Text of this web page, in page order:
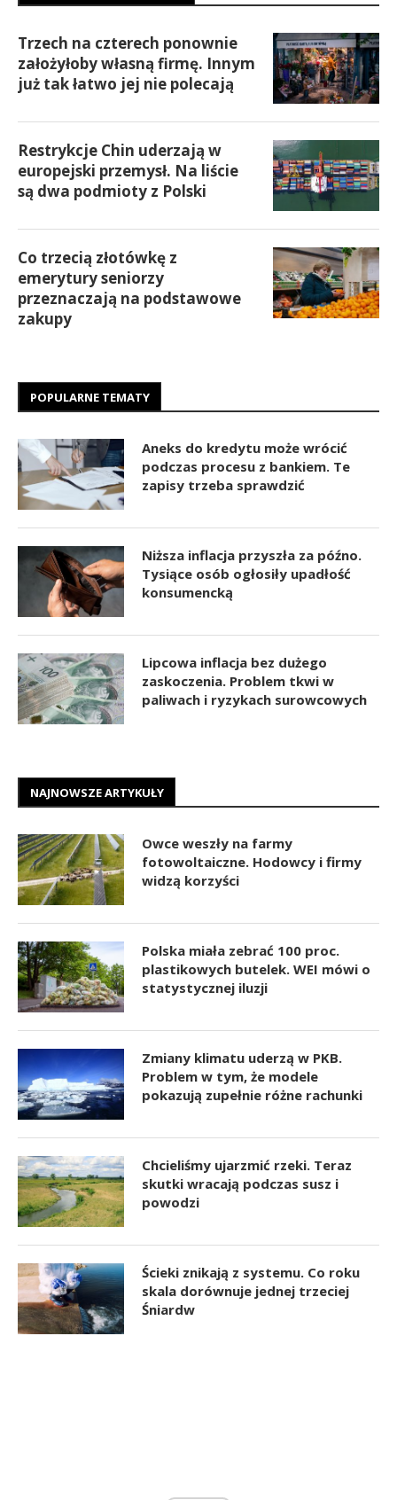
Trzech na czterech ponownie
założyłoby własną firmę. Innym
już tak łatwo jej nie polecają
Restrykcje Chin uderzają w
europejski przemysł. Na liście
są dwa podmioty z Polski
Co trzecią złotówkę z
emerytury seniorzy
przeznaczają na podstawowe
zakupy
POPULARNE TEMATY
Aneks do kredytu może wrócić
podczas procesu z bankiem. Te
zapisy trzeba sprawdzić
Niższa inflacja przyszła za późno.
Tysiące osób ogłosiły upadłość
konsumencką
Lipcowa inflacja bez dużego
zaskoczenia. Problem tkwi w
paliwach i ryzykach surowcowych
NAJNOWSZE ARTYKUŁY
Owce weszły na farmy
fotowoltaiczne. Hodowcy i firmy
widzą korzyści
Polska miała zebrać 100 proc.
plastikowych butelek. WEI mówi o
statystycznej iluzji
Zmiany klimatu uderzą w PKB.
Problem w tym, że modele
pokazują zupełnie różne rachunki
Chcieliśmy ujarzmić rzeki. Teraz
skutki wracają podczas susz i
powodzi
Ścieki znikają z systemu. Co roku
skala dorównuje jednej trzeciej
Śniardw